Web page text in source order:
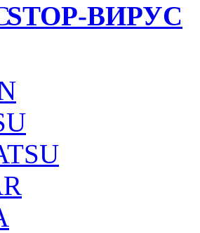
STOP-ВИРУС